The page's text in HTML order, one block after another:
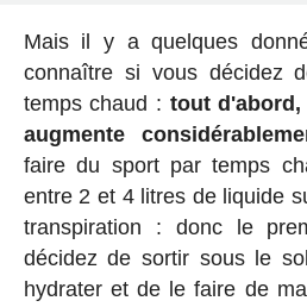
Mais il y a quelques
connaître si vous décidez
temps chaud : tout
augmente
faire du sport par temps
entre 2 et 4 litres de liquide
transpiration : donc le
décidez de sortir sous le
hydrater et de le faire de